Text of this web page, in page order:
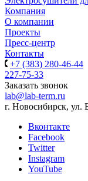
Компания
О компании
Проекты
Пресс-центр
Контакты
+7 (383) 280-46-44
227-75-33
Заказать звонок
lab@lab-term.ru
г. Новосибирск, ул.
Вконтакте
Facebook
Twitter
Instagram
YouTube